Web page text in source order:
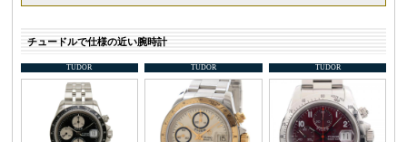
チュードルで仕様の近い腕時計
TUDOR TUDOR TUDOR